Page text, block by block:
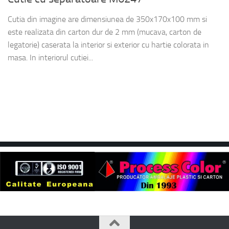
Cutia din imagine are dimensiunea de 350x170x100 mm si
este realizata din carton dur de 2 mm (mucava, carton de
legatorie) caserata la interior si exterior cu hartie colorata in
masa. In interiorul cutiei...